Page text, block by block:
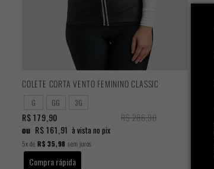
COLETE CORTA VENTO FEMININO CLASSIC
G GG 3G
R$ 286,90
R$ 179,90
ou R$ 161,91 à vista no pix
5xde R$ 35,98 sem juros
Compra rápida